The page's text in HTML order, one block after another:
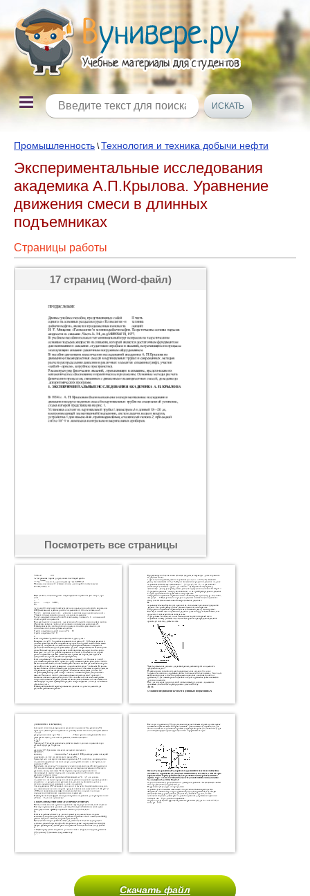
Промышленность \Технология и техника добычи нефти
Экспериментальные исследования
академика А.П.Крылова. Уравнение
движения смеси в длинных
подъемниках
Страницы работы
17 страниц (Word-файл)
Посмотреть все страницы
Скачать файл